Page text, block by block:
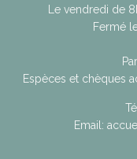
Le vendredi de
Fermé
Espèces et chèques
Email: